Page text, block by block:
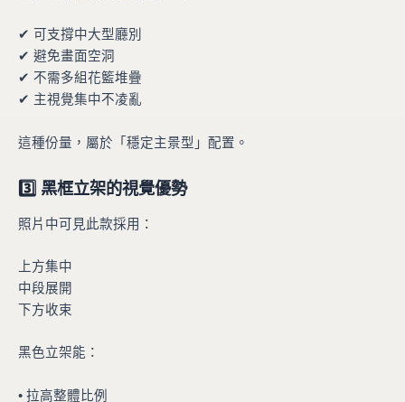
✔ 可支撐中大型廳別
✔ 避免畫面空洞
✔ 不需多組花籃堆疊
✔ 主視覺集中不凌亂
這種份量，屬於「穩定主景型」配置。
3️⃣ 黑框立架的視覺優勢
照片中可見此款採用：
上方集中
中段展開
下方收束
黑色立架能：
• 拉高整體比例